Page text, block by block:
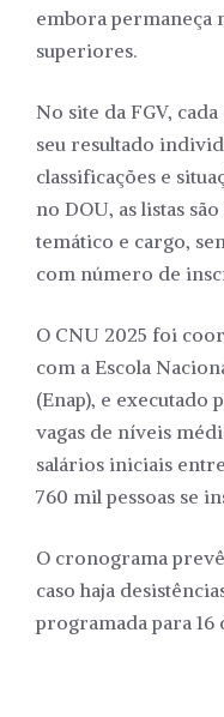
embora permaneça
superiores.
No site da FGV,
seu resultado
classificações e
no DOU, as listas
temático e cargo,
com número de
O CNU 2025 foi
com a Escola
(Enap), e executado
vagas de níveis
salários iniciais
760 mil pessoas se
O cronograma
caso haja
programada para 16